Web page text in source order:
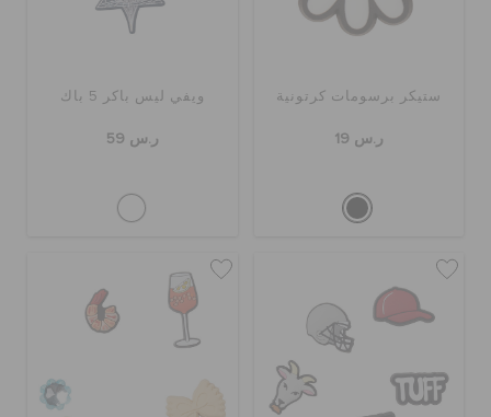
ستيكر برسومات كرتونية
ر.س 19
ويفي ليس باكر 5 باك
ر.س 59